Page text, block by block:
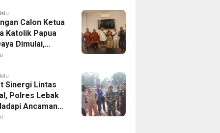
Calon Ketua
Katolik Papua
Dimulai,
II Siap Digelar
Sinergi Lintas
Polres Lebak
Ancaman
Hutan